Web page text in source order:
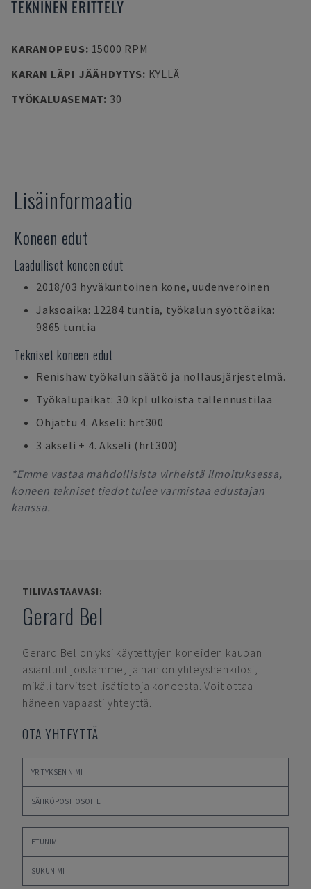
TEKNINEN ERITTELY
KARANOPEUS: 15000 RPM
KARAN LÄPI JÄÄHDYTYS: KYLLÄ
TYÖKALUASEMAT: 30
Lisäinformaatio
Koneen edut
Laadulliset koneen edut
2018/03 hyväkuntoinen kone, uudenveroinen
Jaksoaika: 12284 tuntia, työkalun syöttöaika:
9865 tuntia
Tekniset koneen edut
Renishaw työkalun säätö ja nollausjärjestelmä.
Työkalupaikat: 30 kpl ulkoista tallennustilaa
Ohjattu 4. Akseli: hrt300
3 akseli + 4. Akseli (hrt300)
*Emme vastaa mahdollisista virheistä ilmoituksessa,
koneen tekniset tiedot tulee varmistaa edustajan
kanssa.
TILIVASTAAVASI:
Gerard Bel
Gerard Bel on yksi käytettyjen koneiden kaupan
asiantuntijoistamme, ja hän on yhteyshenkilösi,
mikäli tarvitset lisätietoja koneesta. Voit ottaa
häneen vapaasti yhteyttä.
OTA YHTEYTTÄ